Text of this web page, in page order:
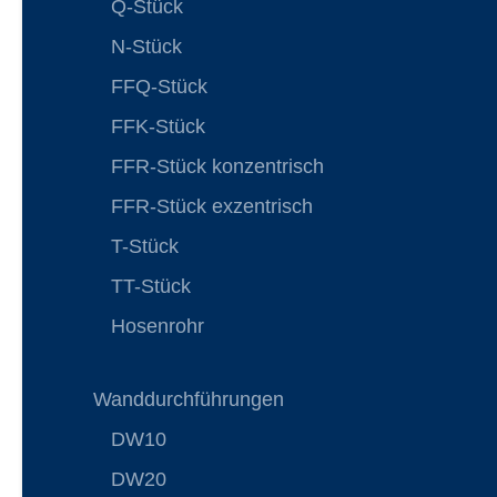
Q-Stück
N-Stück
FFQ-Stück
FFK-Stück
FFR-Stück konzentrisch
FFR-Stück exzentrisch
T-Stück
TT-Stück
Hosenrohr
Wanddurchführungen
DW10
DW20